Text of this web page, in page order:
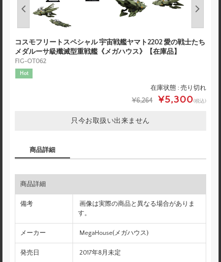
コスモフリートスペシャル 宇宙戦艦ヤマト2202 愛の戦士たち
メダルーサ級殲滅型重戦艦《メガハウス》【在庫品】
FIG-OT062
Hot
在庫状態 : 売り切れ
¥6,264 ¥5,300(税込)
只今お取扱い出来ません
商品詳細
商品詳細
備考
画像は実際の商品と異なる場合がありま
す。
メーカー MegaHouse(メガハウス)
発売日 2017年8月未定